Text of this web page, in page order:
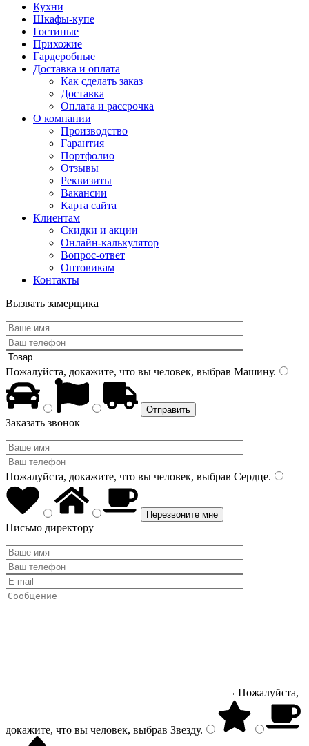
Кухни
Шкафы-купе
Гостиные
Прихожие
Гардеробные
Доставка и оплата
Как сделать заказ
Доставка
Оплата и рассрочка
О компании
Производство
Гарантия
Портфолио
Отзывы
Реквизиты
Вакансии
Карта сайта
Клиентам
Скидки и акции
Онлайн-калькулятор
Вопрос-ответ
Оптовикам
Контакты
Вызвать замерщика
Пожалуйста, докажите, что вы человек, выбрав Машину.
Заказать звонок
Пожалуйста, докажите, что вы человек, выбрав Сердце.
Письмо директору
Пожалуйста,
докажите, что вы человек, выбрав Звезду.